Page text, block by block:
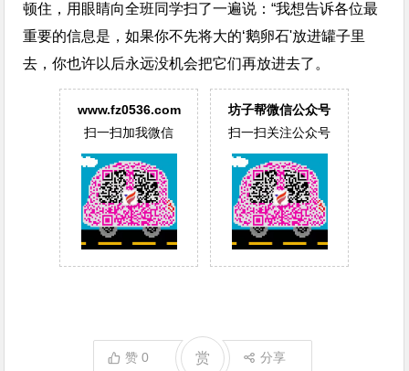
顿住，用眼睛向全班同学扫了一遍说：“我想告诉各位最
重要的信息是，如果你不先将大的‘鹅卵石'放进罐子里
去，你也许以后永远没机会把它们再放进去了。
www.fz0536.com
扫一扫加我微信
坊子帮微信公众号
扫一扫关注公众号
赞0 分享
赏